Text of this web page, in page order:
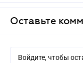
Оставьте
Войдите, чтобы